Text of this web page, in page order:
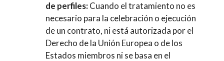
de perfiles:Cuando el tratamiento no es
necesario para la celebración o ejecución
de un contrato, ni está autorizada por el
Derecho de la Unión Europea o de los
Estados miembros ni se basa en el